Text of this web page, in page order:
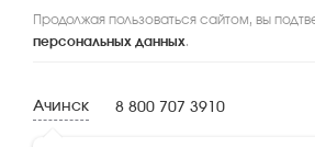
Продолжая пользоваться сайтом, вы
персональных данных.
Ачинск 8 800 707 3910